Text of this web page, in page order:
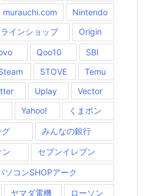
murauchi.com
Nintendo
インショップ Origin
Qoo10
SBI
STOVE
Temu
Uplay
Vector
Yahoo! くまポン
グ みんなの銀行
ン セブンイレブン
ソコンSHOPアーク
ヤマダ電機 ローソン